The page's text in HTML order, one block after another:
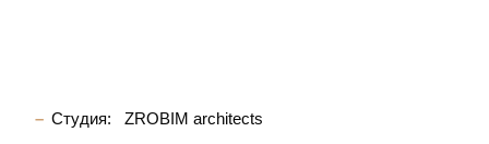
Студия:
ZROBIM architects